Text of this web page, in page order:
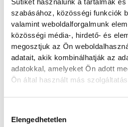
szabásához, közösségi funkciók
valamint weboldalforgalmunk
közösségi média-, hirdető- és
megosztjuk az Ön
adatait, akik kombinálhatják az
adatokkal, amelyeket Ön adott
Ön által használt más
Elengedhetetlen
a júliusi
Hatalmas
az elemzők a júliusi,
inflációs adatot.
Sorra kerülnek
világháborús
alacsony